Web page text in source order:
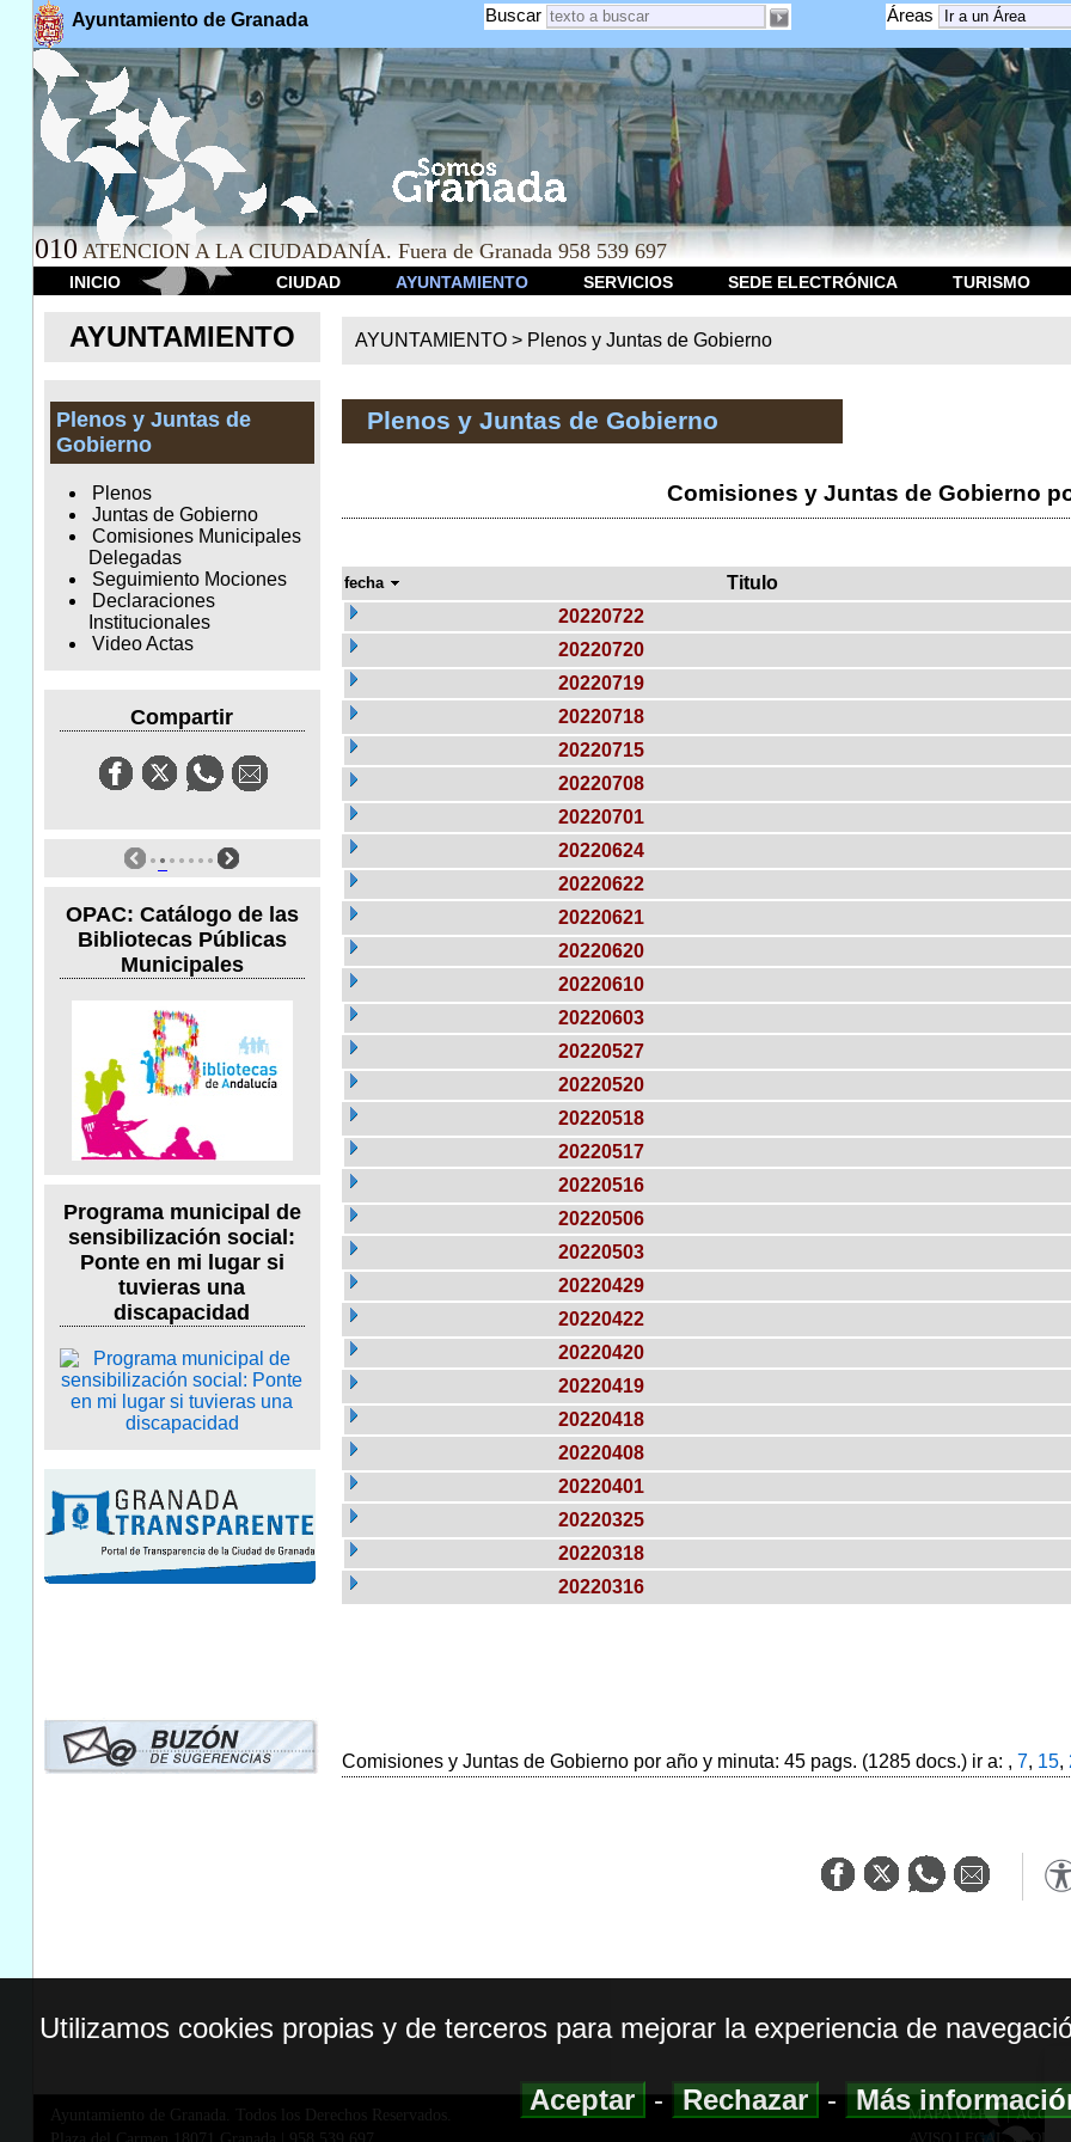
Ayuntamiento de Granada Áreas
Buscar
010 ATENCION A LA CIUDADANÍA. Fuera de Granada 958 539 697
INICIO CIUDAD AYUNTAMIENTO SERVICIOS SEDE ELECTRÓNICA TURISMO
AYUNTAMIENTO
Plenos y Juntas de
Gobierno
Plenos
Juntas de Gobierno
Comisiones Municipales
Delegadas
Seguimiento Mociones
Declaraciones
Institucionales
Video Actas
Compartir
OPAC: Catálogo de las
Bibliotecas Públicas
Municipales
Programa municipal de
sensibilización social:
Ponte en mi lugar si
tuvieras una
discapacidad
AYUNTAMIENTO > Plenos y Juntas de Gobierno
Plenos y Juntas de Gobierno
Comisiones y Juntas de Gobierno
fecha Titulo
20220722
20220720
20220719
20220718
20220715
20220708
20220701
20220624
20220622
20220621
20220620
20220610
20220603
20220527
20220520
20220518
20220517
20220516
20220506
20220503
20220429
20220422
20220420
20220419
20220418
20220408
20220401
20220325
20220318
20220316
Comisiones y Juntas de Gobierno por año y minuta: 45 pags. (1285 docs.) ir a: , 7, 15,
Ayuntamiento de Granada. Todos los Derechos Reservados.
MAPA WEB|
AVISO LEGAL|
Utilizamos cookies propias y de terceros para mejorar la experiencia de
Aceptar-Rechazar-Más